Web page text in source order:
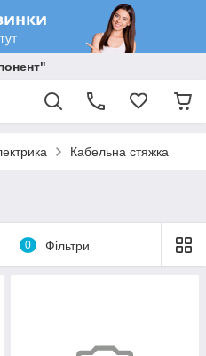
Кабельна стяжка
0 Фільтри